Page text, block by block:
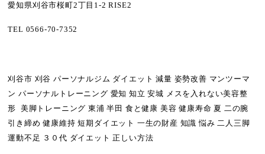
愛知県刈谷市桜町2丁目1-2 RISE2
TEL 0566-70-7352
刈谷市 刈谷 パーソナルジム ダイエット 減量 姿勢改善 マンツーマ
ン パーソナルトレーニング 愛知 知立 安城 メスを入れない美容整
形 美脚トレーニング 東浦 半田 食と健康 美容 健康寿命 夏 二の腕
引き締め 健康維持 短期ダイエット 一生の財産 知識 悩み 二人三脚
運動不足 ３０代 ダイエット 正しい方法